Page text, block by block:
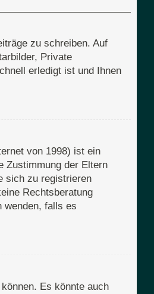
zu schreiben. Auf
Private
erledigt ist und Ihnen
von 1998) ist ein
Zustimmung der Eltern
sich zu registrieren
Rechtsberatung
wenden, falls es
Es könnte auch